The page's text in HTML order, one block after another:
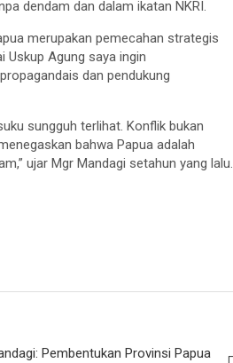
dendam dan dalam ikatan NKRI.
merupakan pemecahan strategis
Uskup Agung saya ingin
dan pendukung
sungguh terlihat. Konflik bukan
bahwa Papua adalah
ujar Mgr Mandagi setahun yang lalu.
Pembentukan Provinsi Papua